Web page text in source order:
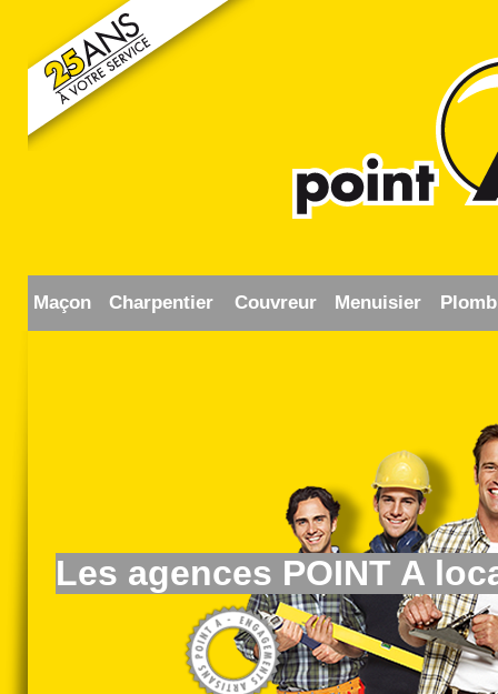
Maçon Charpentier Couvreur Menuisier
Les agences POINT A